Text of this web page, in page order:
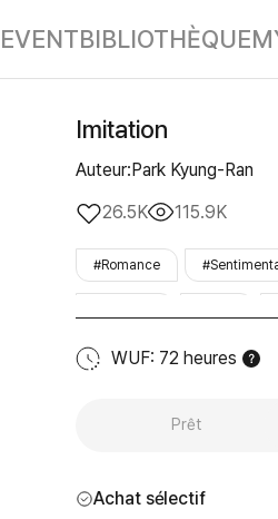
EVENTBIBLIOTHÈQUE
Imitation
Auteur:Park Kyung-Ran
26.5K
115.9K
#Romance
#terminée
WUF: 72 heures
Prêt
Achat sélectif